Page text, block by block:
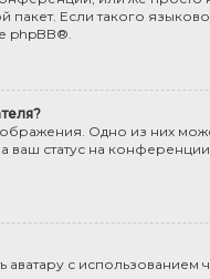
Если такого
phpBB®.
Одно из них
статус на
с использованием